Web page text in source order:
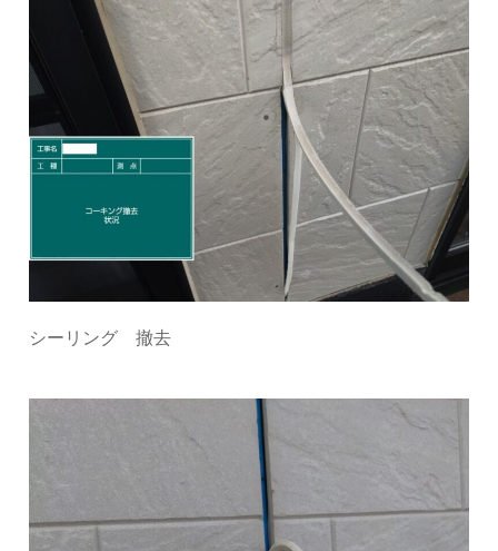
シーリング 撤去